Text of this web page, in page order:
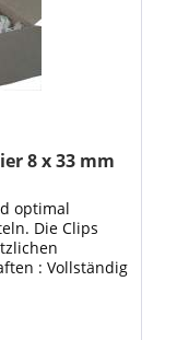
8 x 33 mm
optimal
Die Clips
: Vollständig